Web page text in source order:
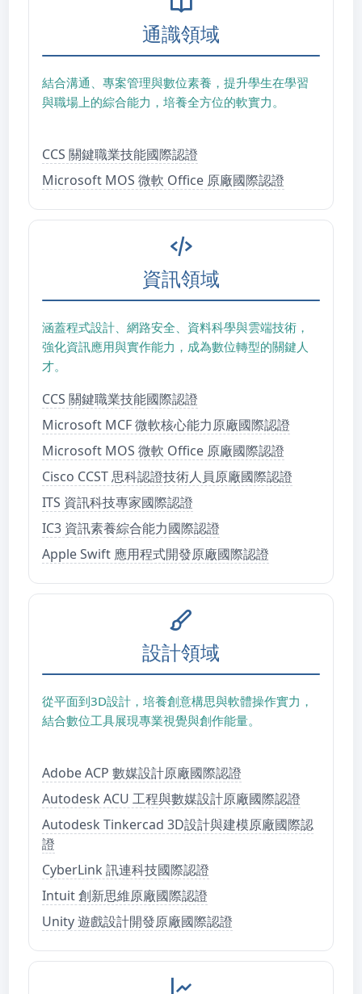
通識領域
結合溝通、專案管理與數位素養，提升學生在學習
與職場上的綜合能力，培養全方位的軟實力。
CCS 關鍵職業技能國際認證
Microsoft MOS 微軟 Office 原廠國際認證
資訊領域
涵蓋程式設計、網路安全、資料科學與雲端技術，
強化資訊應用與實作能力，成為數位轉型的關鍵人
才。
CCS 關鍵職業技能國際認證
Microsoft MCF 微軟核心能力原廠國際認證
Microsoft MOS 微軟 Office 原廠國際認證
Cisco CCST 思科認證技術人員原廠國際認證
ITS 資訊科技專家國際認證
IC3 資訊素養綜合能力國際認證
Apple Swift 應用程式開發原廠國際認證
設計領域
從平面到3D設計，培養創意構思與軟體操作實力，
結合數位工具展現專業視覺與創作能量。
Adobe ACP 數媒設計原廠國際認證
Autodesk ACU 工程與數媒設計原廠國際認證
Autodesk Tinkercad 3D設計與建模原廠國際認
證
CyberLink 訊連科技國際認證
Intuit 創新思維原廠國際認證
Unity 遊戲設計開發原廠國際認證